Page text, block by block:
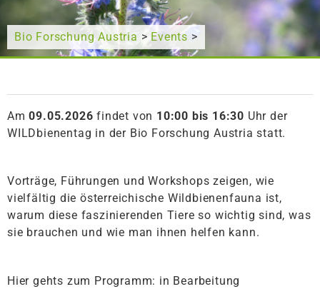
Bio Forschung Austria > Events >
Am09.05.2026 findet von 10:00 bis 16:30 Uhr der
WILDbienentag in der Bio Forschung Austria statt.
Vorträge, Führungen und Workshops zeigen, wie
vielfältig die österreichische Wildbienenfauna ist,
warum diese faszinierenden Tiere so wichtig sind, was
sie brauchen und wie man ihnen helfen kann.
Hier gehts zum Programm: in Bearbeitung